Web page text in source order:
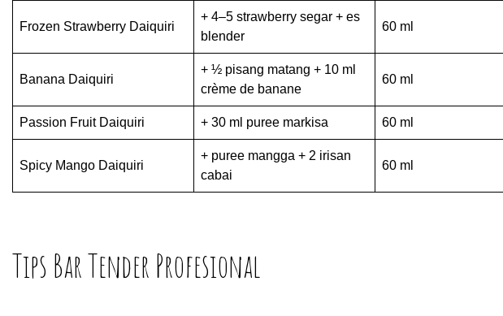
Frozen Strawberry Daiquiri
+ 4–5 strawberry segar + es
blender
60 ml
Banana Daiquiri
+ ½ pisang matang + 10 ml
crème de banane
60 ml
Passion Fruit Daiquiri + 30 ml puree markisa 60 ml
Spicy Mango Daiquiri
+ puree mangga + 2 irisan
cabai
60 ml
Tips Bar Tender Profesional